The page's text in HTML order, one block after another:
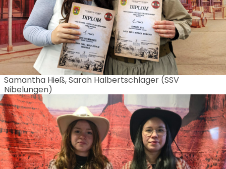
Samantha Hieß, Sarah Halbertschlager (SSV
Nibelungen)